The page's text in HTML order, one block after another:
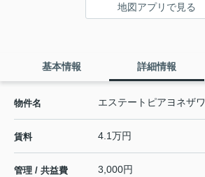
地図アプリで見る
基本情報 詳細情報
物件名 エステートピアヨネザワ
賃料 4.1万円
管理 / 共益費 3,000円